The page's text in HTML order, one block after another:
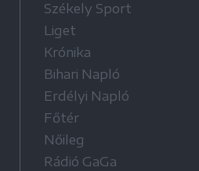
Székely Sport
Liget
Krónika
Bihari Napló
Erdélyi Napló
Főtér
Nőileg
Rádió GaGa